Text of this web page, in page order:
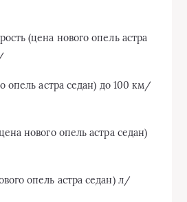
(цена нового опель астра
опель астра седан) до 100 км/
нового опель астра седан)
опель астра седан) л/